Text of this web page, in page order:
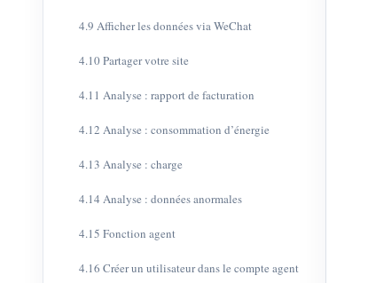
4.9 Afficher les données via WeChat
4.10 Partager votre site
4.11 Analyse : rapport de facturation
4.12 Analyse : consommation d’énergie
4.13 Analyse : charge
4.14 Analyse : données anormales
4.15 Fonction agent
4.16 Créer un utilisateur dans le compte agent